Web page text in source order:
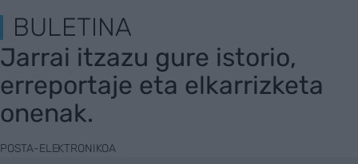
BULETINA
Jarrai itzazu gure istorio,
erreportaje eta elkarrizketa
onenak.
POSTA-ELEKTRONIKOA